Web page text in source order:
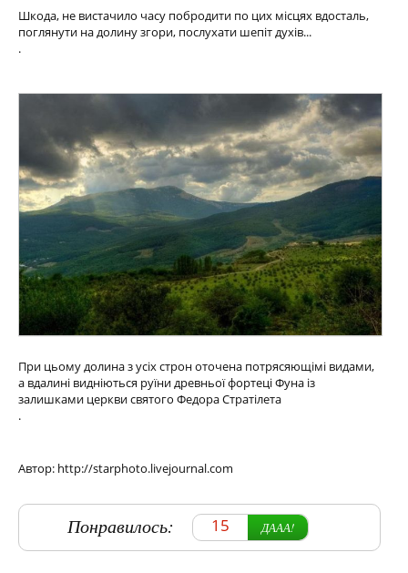
Шкода, не вистачило часу побродити по цих місцях вдосталь,
поглянути на долину згори, послухати шепіт духів...
.
При цьому долина з усіх строн оточена потрясяющімі видами,
а вдалині видніються руїни древньої фортеці Фуна із
залишками церкви святого Федора Стратілета
.
Автор: http://starphoto.livejournal.com
Понравилось: 15 ДААА!